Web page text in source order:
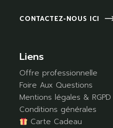
CONTACTEZ-NOUS ICI
Liens
Offre professionnelle
Foire Aux Questions
Mentions légales & RGPD
Conditions générales
Carte Cadeau